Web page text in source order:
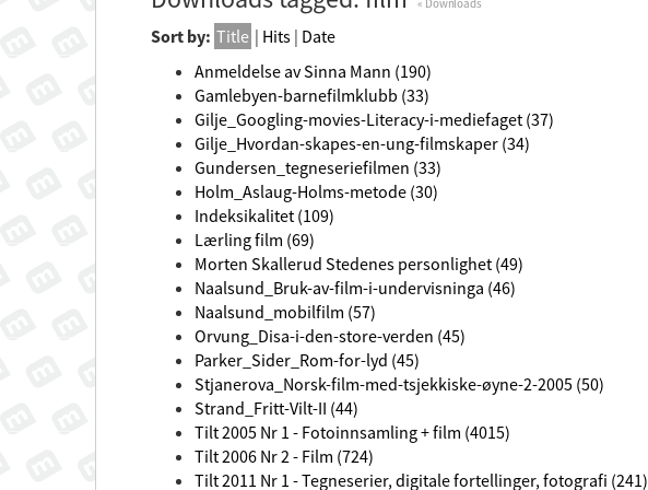
« Downloads
Sort by: Title | Hits | Date
Anmeldelse av Sinna Mann (190)
Gamlebyen-barnefilmklubb (33)
Gilje_Googling-movies-Literacy-i-mediefaget (37)
Gilje_Hvordan-skapes-en-ung-filmskaper (34)
Gundersen_tegneseriefilmen (33)
Holm_Aslaug-Holms-metode (30)
Indeksikalitet (109)
Lærling film (69)
Morten Skallerud Stedenes personlighet (49)
Naalsund_Bruk-av-film-i-undervisninga (46)
Naalsund_mobilfilm (57)
Orvung_Disa-i-den-store-verden (45)
Parker_Sider_Rom-for-lyd (45)
Stjanerova_Norsk-film-med-tsjekkiske-øyne-2-2005 (50)
Strand_Fritt-Vilt-II (44)
Tilt 2005 Nr 1 - Fotoinnsamling + film (4015)
Tilt 2006 Nr 2 - Film (724)
Tilt 2011 Nr 1 - Tegneserier, digitale fortellinger, fotografi (241)